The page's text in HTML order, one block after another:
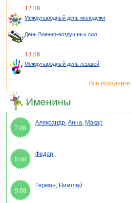
12.08
Международный день молодежи
День Военно-воздушных сил
13.08
Международный день левшей
Все праздники
Именины
7.08
Александр,Анна, Макар
8.08
Федор
9.08
Герман, Николай